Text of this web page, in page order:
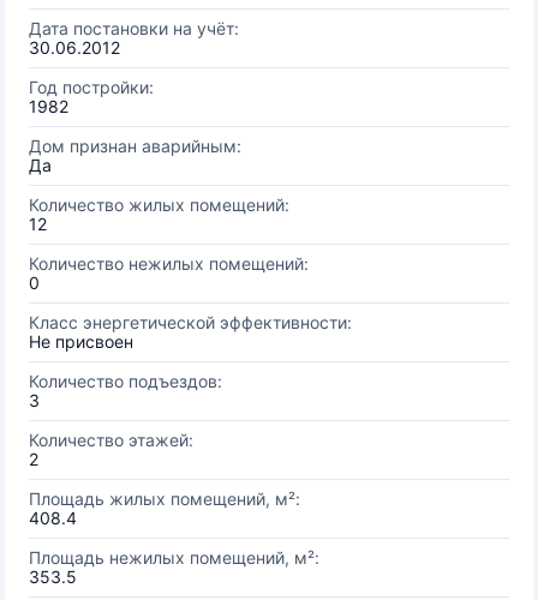
Дата постановки на учёт:
30.06.2012
Год постройки:
1982
Дом признан аварийным:
Да
Количество жилых помещений:
12
Количество нежилых помещений:
0
Класс энергетической эффективности:
Не присвоен
Количество подъездов:
3
Количество этажей:
2
Площадь жилых помещений, м²:
408.4
Площадь нежилых помещений, м²:
353.5